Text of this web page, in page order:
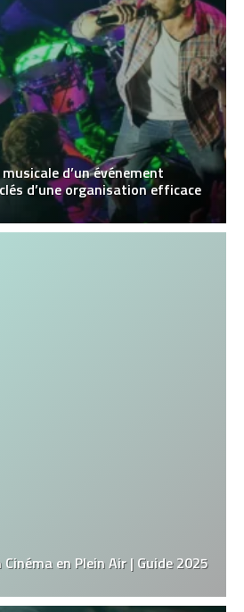
d’un événement
d’une organisation efficace
en Plein Air | Guide 2025